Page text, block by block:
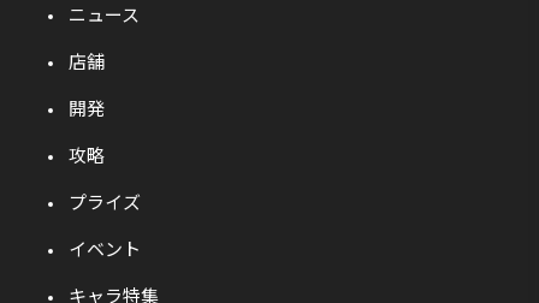
ニュース
店舗
開発
攻略
プライズ
イベント
キャラ特集